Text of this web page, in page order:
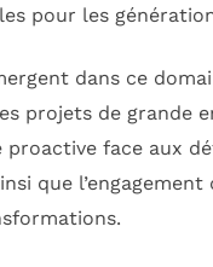
pour les
dans ce
projets de grande
face aux
que l’engagement